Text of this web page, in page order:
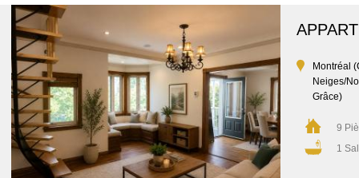
Montréal
Neiges/
Grâce)
9
1